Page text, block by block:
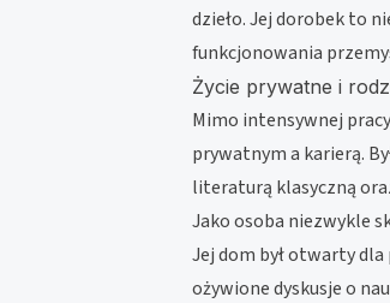
dzieło. Jej dorobek to
funkcjonowania
Życie prywatne i
Mimo intensywnej
prywatnym a karierą.
literaturą klasyczną
Jako osoba niezwykle
Jej dom był otwarty
ożywione dyskusje o